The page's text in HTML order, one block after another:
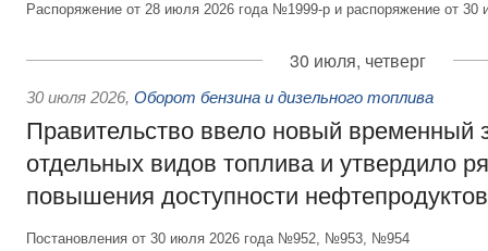
Распоряжение от 28 июля 2026 года №1999-р и распоряжение от
30 июля, четверг
30 июля 2026, Оборот бензина и дизельного топлива
Правительство ввело новый временный
отдельных видов топлива и утвердило
повышения доступности нефтепродуктов
Постановления от 30 июля 2026 года №952, №953, №954